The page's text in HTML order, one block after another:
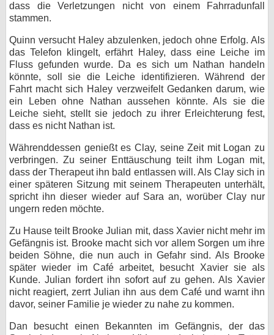
dass die Verletzungen nicht von einem Fahrradunfall
stammen.
Quinn versucht Haley abzulenken, jedoch ohne Erfolg. Als
das Telefon klingelt, erfährt Haley, dass eine Leiche im
Fluss gefunden wurde. Da es sich um Nathan handeln
könnte, soll sie die Leiche identifizieren. Während der
Fahrt macht sich Haley verzweifelt Gedanken darum, wie
ein Leben ohne Nathan aussehen könnte. Als sie die
Leiche sieht, stellt sie jedoch zu ihrer Erleichterung fest,
dass es nicht Nathan ist.
Währenddessen genießt es Clay, seine Zeit mit Logan zu
verbringen. Zu seiner Enttäuschung teilt ihm Logan mit,
dass der Therapeut ihn bald entlassen will. Als Clay sich in
einer späteren Sitzung mit seinem Therapeuten unterhält,
spricht ihn dieser wieder auf Sara an, worüber Clay nur
ungern reden möchte.
Zu Hause teilt Brooke Julian mit, dass Xavier nicht mehr im
Gefängnis ist. Brooke macht sich vor allem Sorgen um ihre
beiden Söhne, die nun auch in Gefahr sind. Als Brooke
später wieder im Café arbeitet, besucht Xavier sie als
Kunde. Julian fordert ihn sofort auf zu gehen. Als Xavier
nicht reagiert, zerrt Julian ihn aus dem Café und warnt ihn
davor, seiner Familie je wieder zu nahe zu kommen.
Dan besucht einen Bekannten im Gefängnis, der das